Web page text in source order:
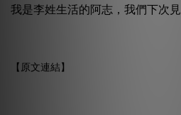
我是李姓生活的阿志，我們下次見
【 原文連結】